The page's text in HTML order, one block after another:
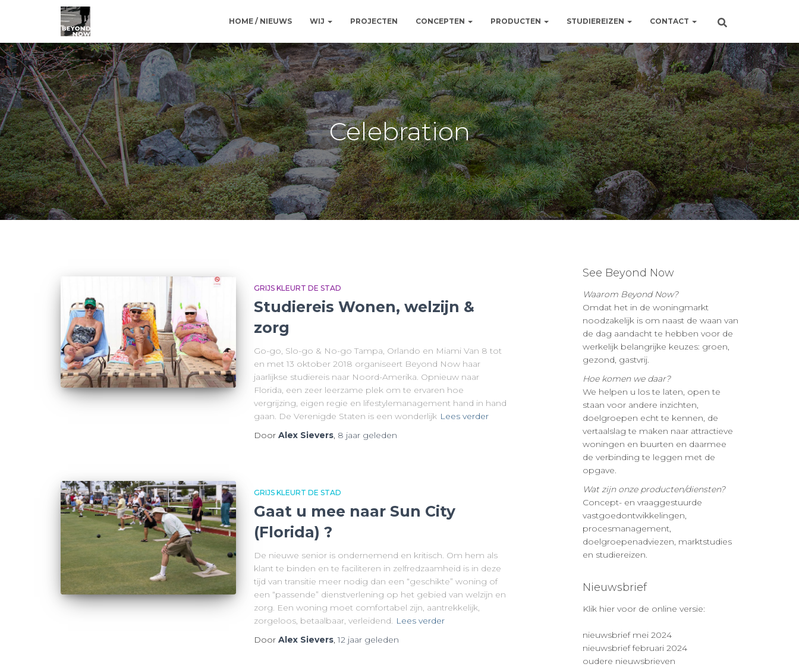
HOME / NIEUWS WIJ PROJECTEN CONCEPTEN PRODUCTEN STUDIEREIZEN CONTACT
Celebration
GRIJS KLEURT DE STAD
Studiereis Wonen, welzijn &
zorg
Go-go, Slo-go & No-go Tampa, Orlando en Miami Van 8 tot
en met 13 oktober 2018 organiseert Beyond Now haar
jaarlijkse studiereis naar Noord-Amerika. Opnieuw naar
Florida, een zeer leerzame plek om te ervaren hoe
vergrijzing, eigen regie en lifestylemanagement hand in hand
gaan. De Verenigde Staten is een wonderlijk Lees verder
Door Alex Sievers, 8 jaar geleden
GRIJS KLEURT DE STAD
Gaat u mee naar Sun City
(Florida) ?
De nieuwe senior is ondernemend en kritisch. Om hem als
klant te binden en te faciliteren in zelfredzaamheid is in deze
tijd van transitie meer nodig dan een “geschikte” woning of
een “passende” dienstverlening op het gebied van welzijn en
zorg. Een woning moet comfortabel zijn, aantrekkelijk,
zorgeloos, betaalbaar, verleidend. Lees verder
Door Alex Sievers,12 jaar geleden
See Beyond Now
Waarom Beyond Now?
Omdat het in de woningmarkt
noodzakelijk is om naast de waan van
de dag aandacht te hebben voor de
werkelijk belangrijke keuzes: groen,
gezond, gastvrij.
Hoe komen we daar?
We helpen u los te laten, open te
staan voor andere inzichten,
doelgroepen echt te kennen, de
vertaalslag te maken naar attractieve
woningen en buurten en daarmee
de verbinding te leggen met de
opgave.
Wat zijn onze producten/diensten?
Concept- en vraaggestuurde
vastgoedontwikkelingen,
procesmanagement,
doelgroepenadviezen, marktstudies
en studiereizen.
Nieuwsbrief
Klik hier voor de online versie:
nieuwsbrief mei 2024
nieuwsbrief februari 2024
oudere nieuwsbrieven